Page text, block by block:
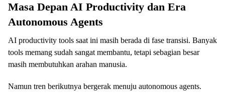
Masa Depan AI Productivity dan Era
Autonomous Agents
AI productivity tools saat ini masih berada di fase transisi. Banyak
tools memang sudah sangat membantu, tetapi sebagian besar
masih membutuhkan arahan manusia.
Namun tren berikutnya bergerak menuju autonomous agents.